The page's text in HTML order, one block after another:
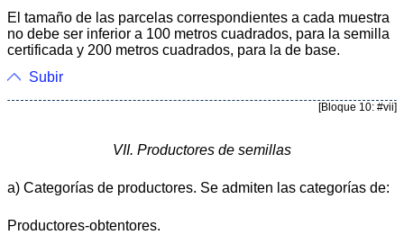
El tamaño de las parcelas correspondientes a cada muestra
no debe ser inferior a 100 metros cuadrados, para la semilla
certificada y 200 metros cuadrados, para la de base.
Subir
[Bloque 10: #vii]
VII. Productores de semillas
a) Categorías de productores. Se admiten las categorías de:
Productores-obtentores.